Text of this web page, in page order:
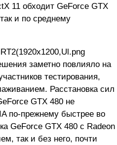
11 обходит GeForce GTX
и по среднему
заметно повлияло на
тестирования,
Расстановка сил
GTX 480 не
по-прежнему быстрее во
GeForce GTX 480 с Radeon
так и без него, почти